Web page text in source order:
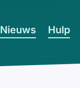
Nieuws Hulp